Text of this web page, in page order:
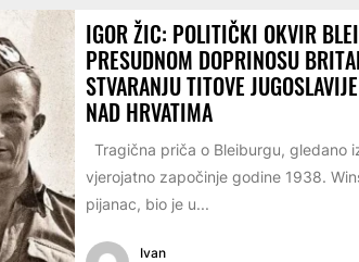
IGOR ŽIC: POLITIČKI OKVIR
PRESUDNOM DOPRINOSU
STVARANJU TITOVE
NAD HRVATIMA
Tragična priča o Bleiburgu, gledano
vjerojatno započinje godine 1938.
pijanac, bio je u...
Ivan